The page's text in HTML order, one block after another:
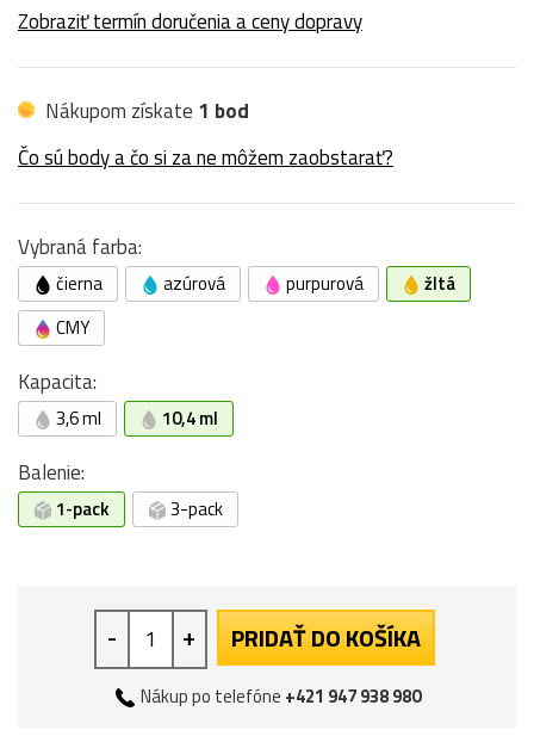
Zobraziť termín doručenia a ceny dopravy
Nákupom získate 1 bod
Čo sú body a čo si za ne môžem zaobstarať?
Vybraná farba:
čierna azúrová purpurová
žltá
CMY
Kapacita:
3,6 ml 10,4 ml
Balenie:
1-pack 3-pack
- + PRIDAŤ DO KOŠÍKA
Nákup po telefóne +421 947 938 980